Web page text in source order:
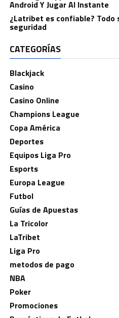
Android Y Jugar Al Instante
¿Latribet es confiable? Todo
seguridad
CATEGORÍAS
Blackjack
Casino
Casino Online
Champions League
Copa América
Deportes
Equipos Liga Pro
Esports
Europa League
Futbol
Guías de Apuestas
La Tricolor
LaTribet
Liga Pro
metodos de pago
NBA
Poker
Promociones